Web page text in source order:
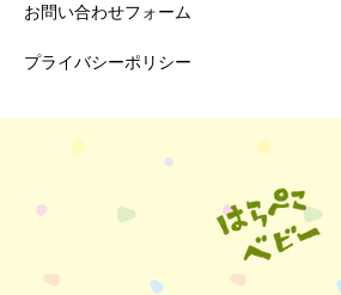
お問い合わせフォーム
プライバシーポリシー